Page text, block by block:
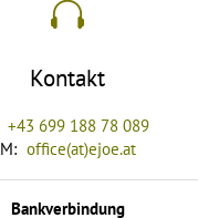
Kontakt
+43 699 188 78 089
M: office(at)ejoe.at
Bankverbindung